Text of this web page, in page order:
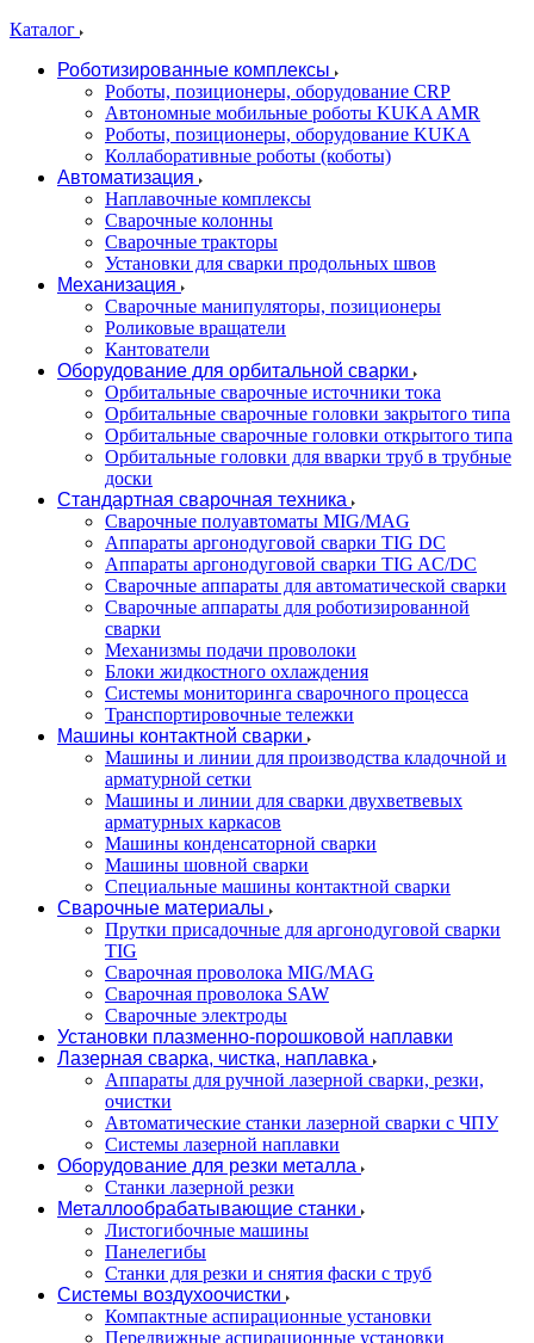
Каталог
Роботизированные комплексы
Роботы, позиционеры, оборудование CRP
Автономные мобильные роботы KUKA AMR
Роботы, позиционеры, оборудование KUKA
Коллаборативные роботы (коботы)
Автоматизация
Наплавочные комплексы
Сварочные колонны
Сварочные тракторы
Установки для сварки продольных швов
Механизация
Сварочные манипуляторы, позиционеры
Роликовые вращатели
Кантователи
Оборудование для орбитальной сварки
Орбитальные сварочные источники тока
Орбитальные сварочные головки закрытого типа
Орбитальные сварочные головки открытого типа
Орбитальные головки для вварки труб в трубные
доски
Стандартная сварочная техника
Сварочные полуавтоматы MIG/MAG
Аппараты аргонодуговой сварки TIG DC
Аппараты аргонодуговой сварки TIG AC/DC
Сварочные аппараты для автоматической сварки
Сварочные аппараты для роботизированной
сварки
Механизмы подачи проволоки
Блоки жидкостного охлаждения
Системы мониторинга сварочного процесса
Транспортировочные тележки
Машины контактной сварки
Машины и линии для производства кладочной и
арматурной сетки
Машины и линии для сварки двухветвевых
арматурных каркасов
Машины конденсаторной сварки
Машины шовной сварки
Специальные машины контактной сварки
Сварочные материалы
Прутки присадочные для аргонодуговой сварки
TIG
Сварочная проволока MIG/MAG
Сварочная проволока SAW
Сварочные электроды
Установки плазменно-порошковой наплавки
Лазерная сварка, чистка, наплавка
Аппараты для ручной лазерной сварки, резки,
очистки
Автоматические станки лазерной сварки с ЧПУ
Системы лазерной наплавки
Оборудование для резки металла
Станки лазерной резки
Металлообрабатывающие станки
Листогибочные машины
Панелегибы
Станки для резки и снятия фаски с труб
Системы воздухоочистки
Компактные аспирационные установки
Передвижные аспирационные установки